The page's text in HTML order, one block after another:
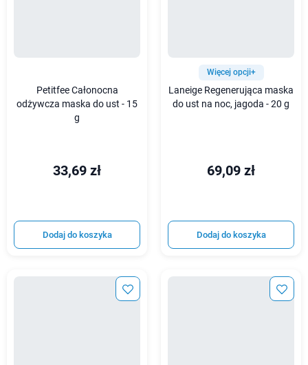
Petitfee Całonocna
odżywcza maska do ust - 15
g
33,69 zł
Dodaj do koszyka
Więcej opcji+
Laneige Regenerująca maska
do ust na noc, jagoda - 20 g
69,09 zł
Dodaj do koszyka